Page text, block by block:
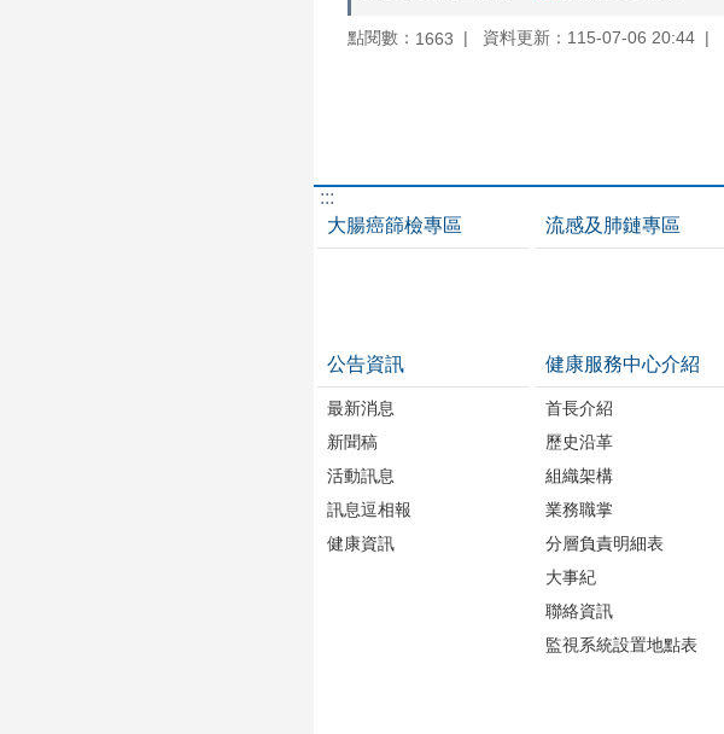
點閱數： 1663 資料更新：115-07-06 20:44
:::
大腸癌篩檢專區
流感及肺鏈專區
公告資訊
最新消息
新聞稿
活動訊息
訊息逗相報
健康資訊
健康服務中心介紹
首長介紹
歷史沿革
組織架構
業務職掌
分層負責明細表
大事紀
聯絡資訊
監視系統設置地點表